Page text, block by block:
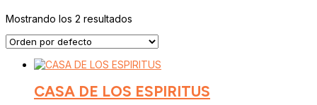
Mostrando los 2 resultados
CASA DE LOS ESPIRITUS